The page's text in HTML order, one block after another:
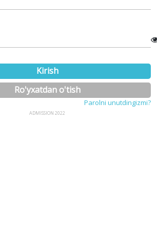
Kirish
Ro'yxatdan o'tish
Parolni unutdingizmi?
ADMISSION 2022